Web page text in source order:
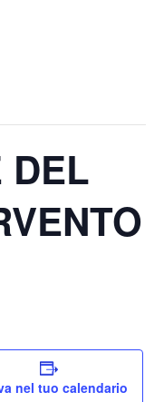
DEL
nel tuo calendario